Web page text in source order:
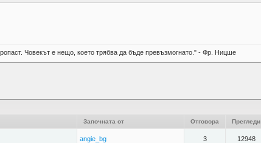
Човекът е нещо, което трябва да бъде превъзмогнато." - Фр. Ницше
Започната от Отговора Прегледи
angie_bg 3 12948